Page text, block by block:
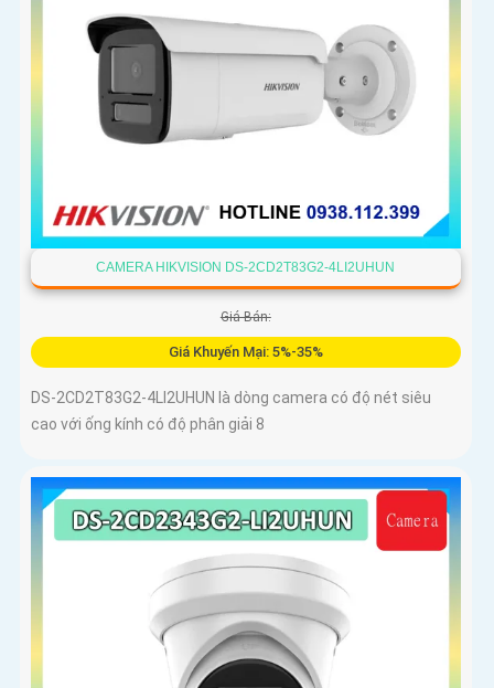
CAMERA HIKVISION DS-2CD2T83G2-4LI2UHUN
Giá Bán:
Giá Khuyến Mại: 5%-35%
DS-2CD2T83G2-4LI2UHUN là dòng camera có độ nét siêu
cao với ống kính có độ phân giải 8